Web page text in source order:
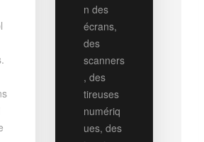
n des
écrans,
des
scanners
, des
tireuses
numériq
ues, des